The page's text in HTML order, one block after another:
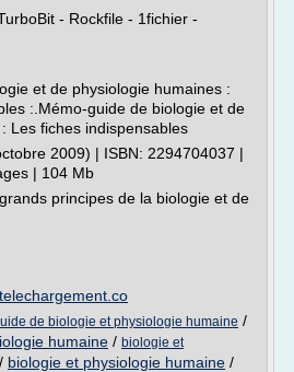
- Rockfile - 1fichier -
et de physiologie humaines :
:.Mémo-guide de biologie et de
Les fiches indispensables
2009) | ISBN: 2294704037 |
| 104 Mb
principes de la biologie et de
de biologie et physiologie humaine /
humaine / biologie et
biologie et physiologie humaine /